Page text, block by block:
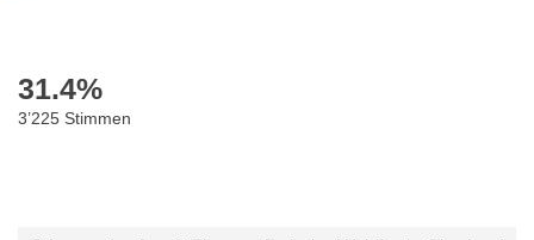
31.4%
3’225 Stimmen